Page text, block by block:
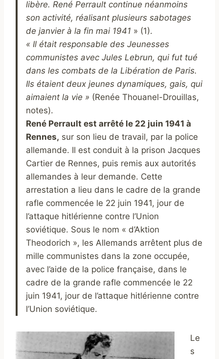
libère. René Perrault continue néanmoins
son activité, réalisant plusieurs sabotages
de janvier à la fin mai 1941 » (1).
« Il était responsable des Jeunesses
communistes avec Jules Lebrun, qui fut tué
dans les combats de la Libération de Paris.
Ils étaient deux jeunes dynamiques, gais, qui
aimaient la vie » (Renée Thouanel-Drouillas,
notes).
René Perrault est arrêté le 22 juin 1941 à
Rennes, sur son lieu de travail, par la police
allemande. Il est conduit à la prison Jacques
Cartier de Rennes, puis remis aux autorités
allemandes à leur demande. Cette
arrestation a lieu dans le cadre de la grande
rafle commencée le 22 juin 1941, jour de
l’attaque hitlérienne contre l’Union
soviétique. Sous le nom « d’Aktion
Theodorich », les Allemands arrêtent plus de
mille communistes dans la zone occupée,
avec l’aide de la police française, dans le
cadre de la grande rafle commencée le 22
juin 1941, jour de l’attaque hitlérienne contre
l’Union soviétique.
Le
s